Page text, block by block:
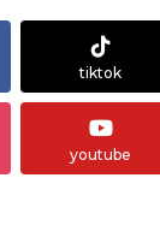
tiktok
youtube